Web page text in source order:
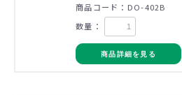
商品コード：DO-402B
数量：
商品詳細を見る